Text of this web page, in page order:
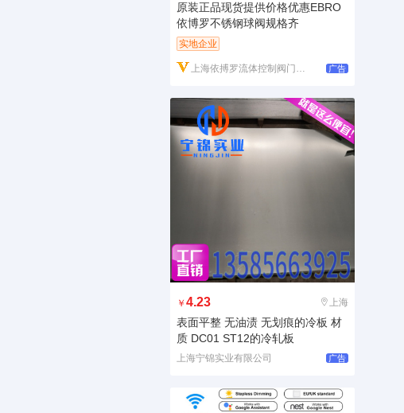
原装正品现货提供价格优惠EBRO
依博罗不锈钢球阀规格齐
实地企业
上海依搏罗流体控制阀门有限公司 广告
￥ 4.23 上海
表面平整 无油渍 无划痕的冷板 材
质 DC01 ST12的冷轧板
上海宁锦实业有限公司 广告